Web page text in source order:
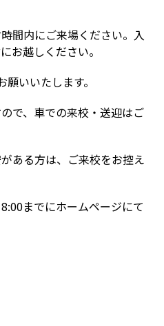
間内にご来場ください。入
お越しください。
いいたします。
で、車での来校・送迎はご
ある方は、ご来校をお控え
までにホームページにて